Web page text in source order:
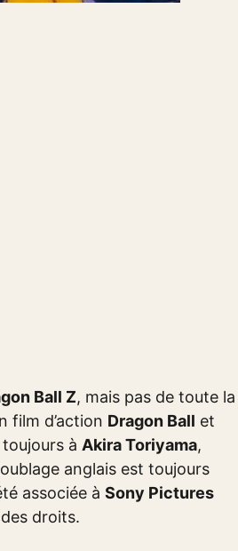
Ball Z, mais pas de toute la
film d’action Dragon Ball et
à Akira Toriyama,
anglais est toujours
associée à Sony Pictures
droits.